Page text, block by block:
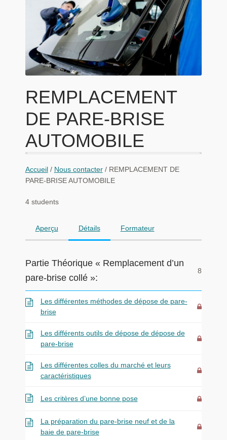
Habilitations
Bilan de compétence
le
NOTRE CENTRE
CONTACT
REMPLACEMENT
DE PARE-BRISE
AUTOMOBILE
Accueil/ Nous contacter/ REMPLACEMENT DE
PARE-BRISE AUTOMOBILE
4 students
Aperçu Détails Formateur
Partie Théorique « Remplacement d’un
pare-brise collé »:
8
Les différentes méthodes de dépose de pare-
brise
Les différents outils de dépose de dépose de
pare-brise
Les différentes colles du marché et leurs
caractéristiques
Les critères d’une bonne pose
La préparation du pare-brise neuf et de la
baie de pare-brise